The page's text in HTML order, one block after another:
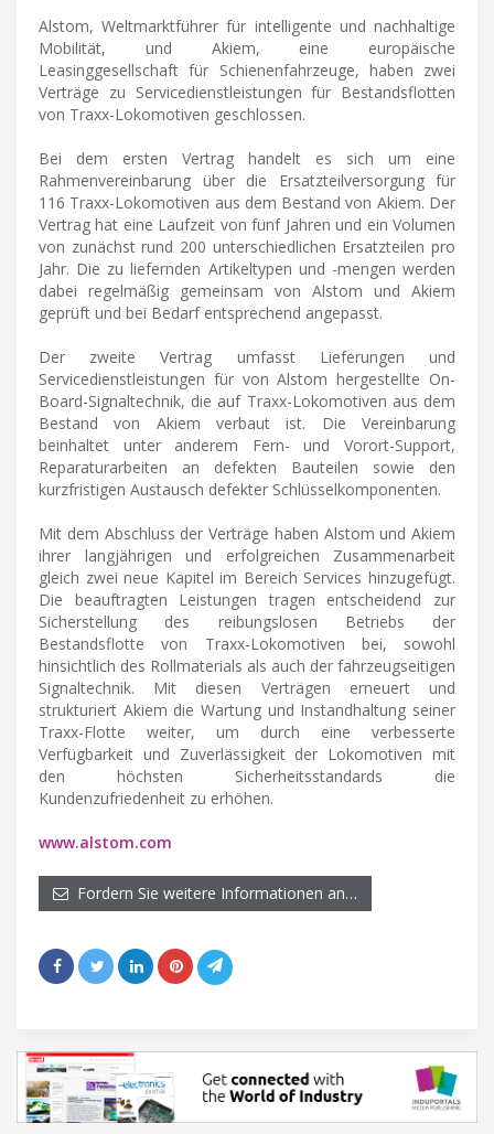
Alstom, Weltmarktführer für intelligente und nachhaltige
Mobilität, und Akiem, eine europäische
Leasinggesellschaft für Schienenfahrzeuge, haben zwei
Verträge zu Servicedienstleistungen für Bestandsflotten
von Traxx-Lokomotiven geschlossen.
Bei dem ersten Vertrag handelt es sich um eine
Rahmenvereinbarung über die Ersatzteilversorgung für
116 Traxx-Lokomotiven aus dem Bestand von Akiem. Der
Vertrag hat eine Laufzeit von fünf Jahren und ein Volumen
von zunächst rund 200 unterschiedlichen Ersatzteilen pro
Jahr. Die zu liefernden Artikeltypen und -mengen werden
dabei regelmäßig gemeinsam von Alstom und Akiem
geprüft und bei Bedarf entsprechend angepasst.
Der zweite Vertrag umfasst Lieferungen und
Servicedienstleistungen für von Alstom hergestellte On-
Board-Signaltechnik, die auf Traxx-Lokomotiven aus dem
Bestand von Akiem verbaut ist. Die Vereinbarung
beinhaltet unter anderem Fern- und Vorort-Support,
Reparaturarbeiten an defekten Bauteilen sowie den
kurzfristigen Austausch defekter Schlüsselkomponenten.
Mit dem Abschluss der Verträge haben Alstom und Akiem
ihrer langjährigen und erfolgreichen Zusammenarbeit
gleich zwei neue Kapitel im Bereich Services hinzugefügt.
Die beauftragten Leistungen tragen entscheidend zur
Sicherstellung des reibungslosen Betriebs der
Bestandsflotte von Traxx-Lokomotiven bei, sowohl
hinsichtlich des Rollmaterials als auch der fahrzeugseitigen
Signaltechnik. Mit diesen Verträgen erneuert und
strukturiert Akiem die Wartung und Instandhaltung seiner
Traxx-Flotte weiter, um durch eine verbesserte
Verfügbarkeit und Zuverlässigkeit der Lokomotiven mit
den höchsten Sicherheitsstandards die
Kundenzufriedenheit zu erhöhen.
www.alstom.com
Fordern Sie weitere Informationen an…